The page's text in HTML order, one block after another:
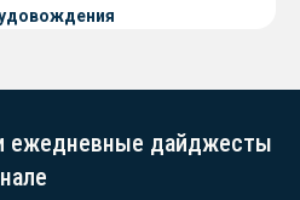
ежедневные дайджесты